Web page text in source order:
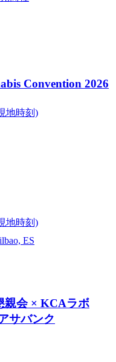
Convention 2026
地時刻)
地時刻)
ES
親会 × KCAラボ
サバンク